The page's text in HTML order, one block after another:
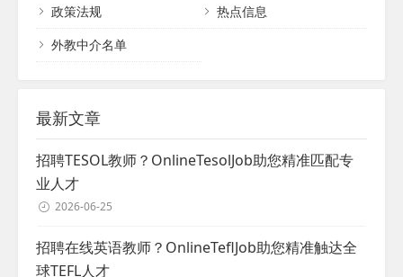
政策法规
热点信息
外教中介名单
最新文章
招聘TESOL教师？OnlineTesolJob助您精准匹配专
业人才
2026-06-25
招聘在线英语教师？OnlineTeflJob助您精准触达全
球TEFL人才